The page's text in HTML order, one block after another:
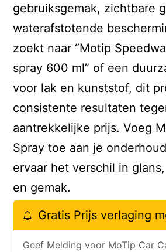
gebruiksgemak, zichtbare
waterafstotende
zoekt naar “Motip
spray 600 ml” of een
voor lak en kunststof, dit
consistente resultaten
aantrekkelijke prijs. Voeg
Spray toe aan je
ervaar het verschil in
en gemak.
Gratis Prijs verlaging
Geef Melding voor MoTip Car